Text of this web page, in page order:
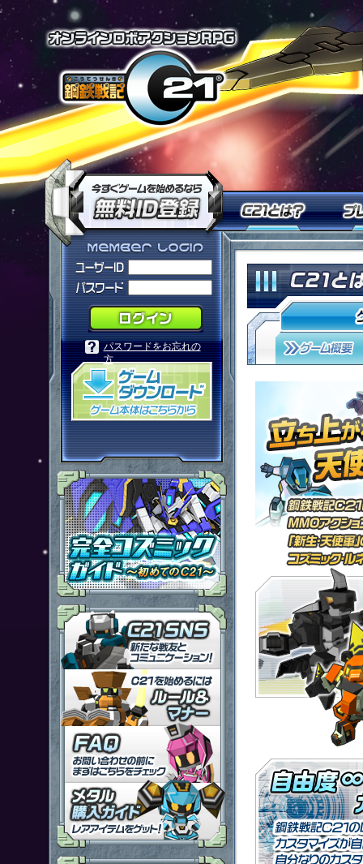
オンライン
Ｃ２１
今すぐ「鋼鉄戦記Ｃ２１」
「鋼鉄戦記Ｃ２１」メンバーロ
パスワードをお忘れの
方
「鋼鉄戦記Ｃ２１」ゲームダウン
「鋼鉄戦記Ｃ２１」ＳＮＳ
「鋼鉄戦記Ｃ２１」ルール＆
「鋼鉄戦記Ｃ２１」ＦＡＱ
メタル購入ガイドはこちらから